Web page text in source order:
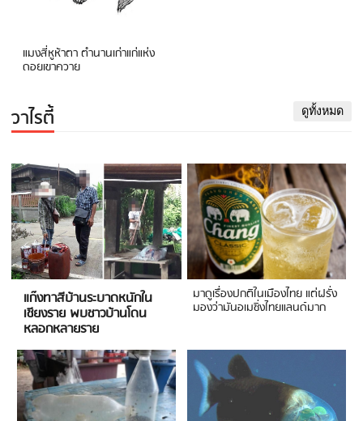
แมงสี่หูห้าตา ตำนานเก่าแก่แห่ง
ดอยเขาควาย
วาไรตี้ ดูทั้งหมด
แก๊งทาสีบ้านระบาดหนักใน
เชียงราย พบชาวบ้านโดน
หลอกหลายราย
มาดูเรื่องปกติในเมืองไทย แต่ฝรั่ง
มองว่ามันอเมซิ่งไทยแลนด์มาก